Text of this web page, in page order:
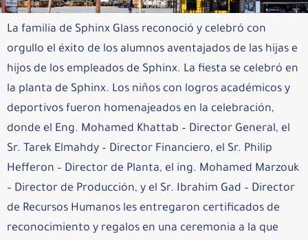
La familia de Sphinx Glass reconoció y celebró con
orgullo el éxito de los alumnos aventajados de las hijas e
hijos de los empleados de Sphinx. La fiesta se celebró en
la planta de Sphinx. Los niños con logros académicos y
deportivos fueron homenajeados en la celebración,
donde el Eng. Mohamed Khattab – Director General, el
Sr. Tarek Elmahdy – Director Financiero, el Sr. Philip
Hefferon – Director de Planta, el ing. Mohamed Marzouk
– Director de Producción, y el Sr. Ibrahim Gad – Director
de Recursos Humanos les entregaron certificados de
reconocimiento y regalos en una ceremonia a la que